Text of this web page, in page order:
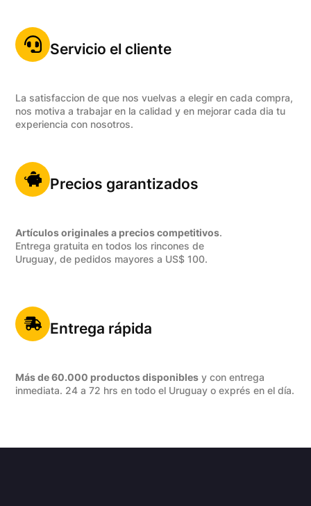
Servicio el cliente
La satisfaccion de que nos vuelvas a elegir en cada compra,
nos motiva a trabajar en la calidad y en mejorar cada dia tu
experiencia con nosotros.
Precios garantizados
Artículos originales a precios competitivos.
Entrega gratuita en todos los rincones de
Uruguay, de pedidos mayores a US$ 100.
Entrega rápida
Más de 60.000 productos disponibles y con entrega
inmediata. 24 a 72 hrs en todo el Uruguay o exprés en el día.